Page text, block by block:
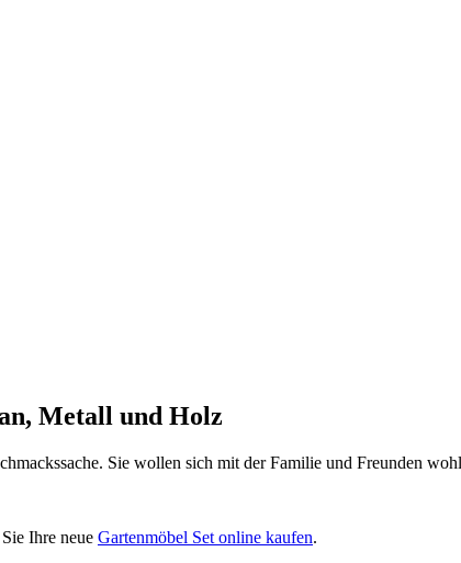
Metall und Holz
Sie wollen sich mit der Familie und Freunden
Ihre neue Gartenmöbel Set online kaufen.